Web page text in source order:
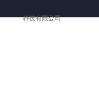
科技有限公司